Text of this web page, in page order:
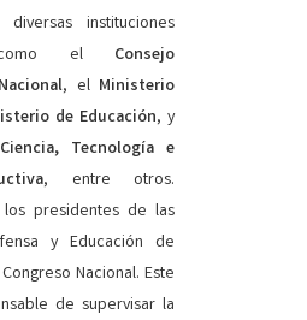
instituciones
el Consejo
, el Ministerio
de Educación, y
Tecnología e
, entre otros.
presidentes de las
y Educación de
Nacional. Este
de supervisar la